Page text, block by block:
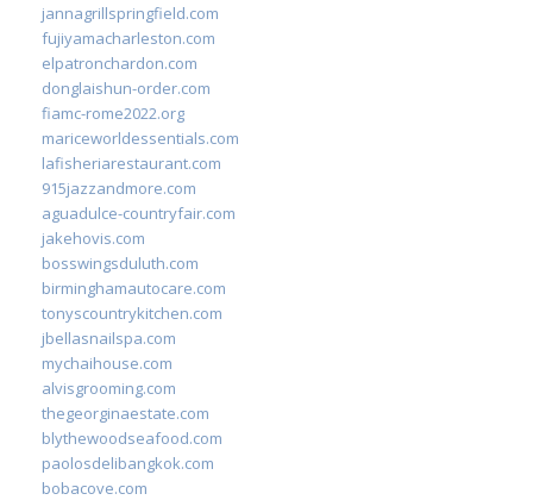
jannagrillspringfield.com
fujiyamacharleston.com
elpatronchardon.com
donglaishun-order.com
fiamc-rome2022.org
mariceworldessentials.com
lafisheriarestaurant.com
915jazzandmore.com
aguadulce-countryfair.com
jakehovis.com
bosswingsduluth.com
birminghamautocare.com
tonyscountrykitchen.com
jbellasnailspa.com
mychaihouse.com
alvisgrooming.com
thegeorginaestate.com
blythewoodseafood.com
paolosdelibangkok.com
bobacove.com